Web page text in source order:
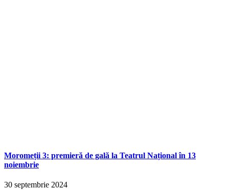
Moromeții 3: premieră de gală la Teatrul Național în 13
noiembrie
30 septembrie 2024